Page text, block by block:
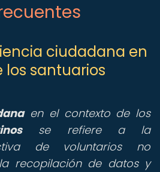
ciudadana en
los santuarios
en el contexto de los
se refiere a la
de voluntarios no
recopilación de datos y